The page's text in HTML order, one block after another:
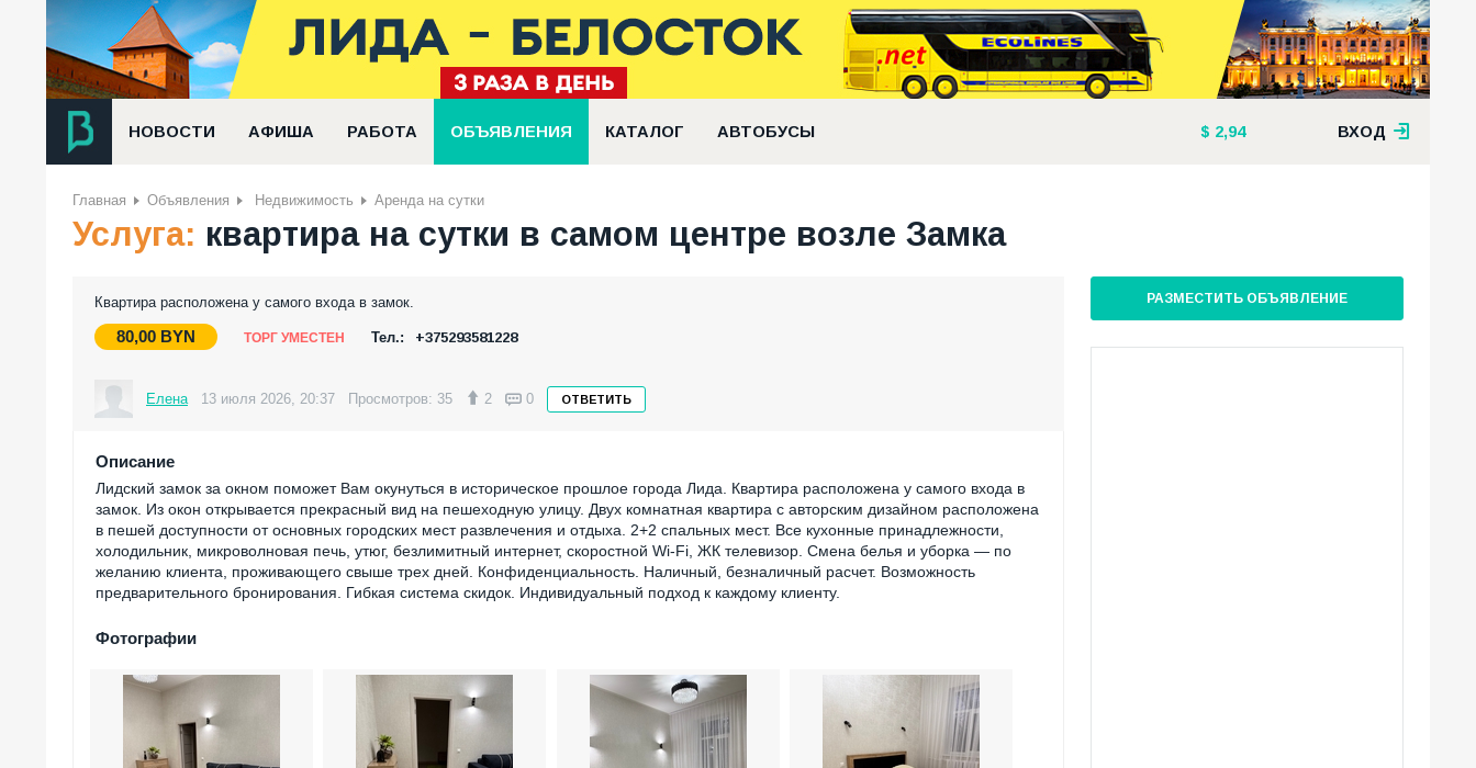
НОВОСТИ АФИША РАБОТА ОБЪЯВЛЕНИЯ КАТАЛОГ АВТОБУСЫ 2,94 ВХОД
Главная Объявления Недвижимость Аренда на сутки
Услуга: квартира на сутки в самом центре возле Замка
Квартира расположена у самого входа в замок.
80,00 BYN ТОРГ УМЕСТЕН Тел.: +375293581228
Елена 13 июля 2026, 20:37 Просмотров: 35 2 0 ОТВЕТИТЬ
Описание
Лидский замок за окном поможет Вам окунуться в историческое прошлое города Лида. Квартира расположена у самого входа в
замок. Из окон открывается прекрасный вид на пешеходную улицу. Двух комнатная квартира с авторским дизайном расположена
в пешей доступности от основных городских мест развлечения и отдыха. 2+2 спальных мест. Все кухонные принадлежности,
холодильник, микроволновая печь, утюг, безлимитный интернет, скоростной Wi-Fi, ЖК телевизор. Смена белья и уборка — по
желанию клиента, проживающего свыше трех дней. Конфиденциальность. Наличный, безналичный расчет. Возможность
предварительного бронирования. Гибкая система скидок. Индивидуальный подход к каждому клиенту.
Фотографии
РАЗМЕСТИТЬ ОБЪЯВЛЕНИЕ